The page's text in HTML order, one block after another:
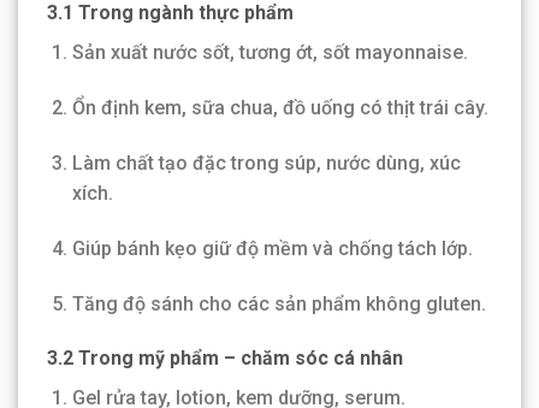
3.1 Trong ngành thực phẩm
Sản xuất nước sốt, tương ớt, sốt mayonnaise.
Ổn định kem, sữa chua, đồ uống có thịt trái cây.
Làm chất tạo đặc trong súp, nước dùng, xúc
xích.
Giúp bánh kẹo giữ độ mềm và chống tách lớp.
Tăng độ sánh cho các sản phẩm không gluten.
3.2 Trong mỹ phẩm – chăm sóc cá nhân
Gel rửa tay, lotion, kem dưỡng, serum.